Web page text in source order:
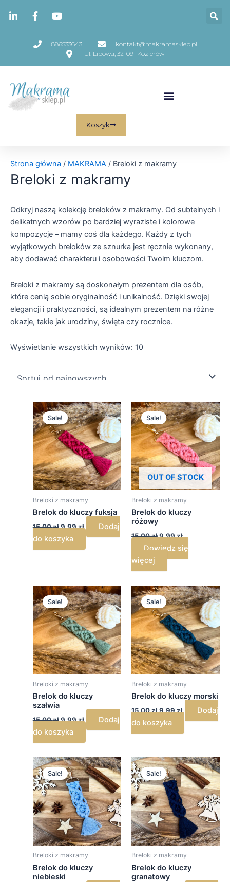
886533643
kontakt@makramasklep.pl
Ul. Lipowa, 32-091 Kozierów
Koszyk
Strona główna / MAKRAMA / Breloki z makramy
Breloki z makramy
Odkryj naszą kolekcję breloków z makramy. Od subtelnych i
delikatnych wzorów po bardziej wyraziste i kolorowe
kompozycje – mamy coś dla każdego. Każdy z tych
wyjątkowych breloków ze sznurka jest ręcznie wykonany,
aby dodawać charakteru i osobowości Twoim kluczom.
Breloki z makramy są doskonałym prezentem dla osób,
które cenią sobie oryginalność i unikalność. Dzięki swojej
elegancji i praktyczności, są idealnym prezentem na różne
okazje, takie jak urodziny, święta czy rocznice.
Wyświetlanie wszystkich wyników: 10
Sale!
Breloki z makramy
Brelok do kluczy fuksja
15,00zł
Pierwotna
cena
wynosiła:
15,00 zł.
9,99zł
Aktualna
cena
wynosi:
9,99 zł.
Dodaj
do koszyka
OUT OF STOCK
Sale!
Breloki z makramy
Brelok do kluczy
różowy
15,00zł
Pierwotna
cena
wynosiła:
15,00 zł.
9,99zł
Aktualna
cena
wynosi:
9,99 zł.
Dowiedz się
więcej
Sale!
Breloki z makramy
Brelok do kluczy
szałwia
15,00zł
Pierwotna
cena
wynosiła:
15,00 zł.
9,99zł
Aktualna
cena
wynosi:
9,99 zł.
Dodaj
do koszyka
Sale!
Breloki z makramy
Brelok do kluczy morski
15,00zł
Pierwotna
cena
wynosiła:
15,00 zł.
9,99zł
Aktualna
cena
wynosi:
9,99 zł.
Dodaj
do koszyka
Sale!
Breloki z makramy
Brelok do kluczy
niebieski
Pierwotna
cena
wynosiła:
15,00 zł.
Aktualna
cena
wynosi:
9,99 zł.
Sale!
Breloki z makramy
Brelok do kluczy
granatowy
Pierwotna
cena
wynosiła:
15,00 zł.
Aktualna
cena
wynosi:
9,99 zł.